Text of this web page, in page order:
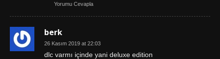
Yorumu Cevapla
berk
26 Kasım 2019 at 22:03
dlc varmı içinde yani deluxe edition